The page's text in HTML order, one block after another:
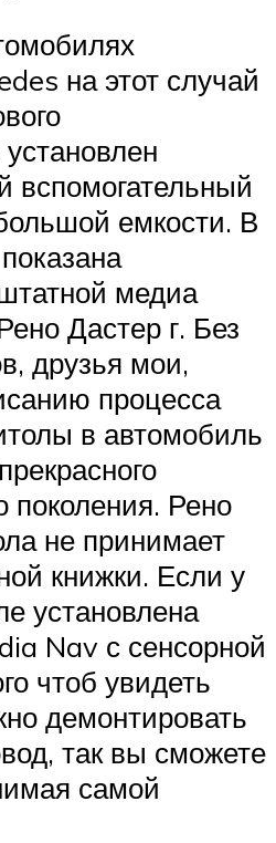
на этот случай
вспомогательный
емкости. В
медиа
Дастер г. Без
друзья мои,
процесса
в автомобиль
поколения. Рено
не принимает
книжки. Если у
установлена
Nav с сенсорной
чтоб увидеть
демонтировать
так вы сможете
самой